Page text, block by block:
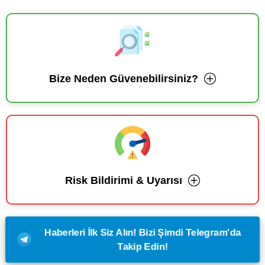
Bize Neden Güvenebilirsiniz?
Risk Bildirimi & Uyarısı
Haberleri İlk Siz Alın! Bizi Şimdi Telegram'da
Takip Edin!